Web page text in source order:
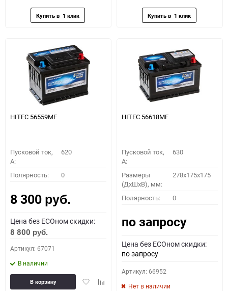
HITEC 56559MF
Пусковой ток,
A:
620
Полярность: 0
8 300 руб.
Цена без ECOном скидки:
8 800 руб.
Артикул: 67071
В наличии
ДобавитьДобавить
В корзину
HITEC 56618MF
Пусковой ток,
A:
630
Размеры
(ДхШхВ), мм:
278x175x175
Полярность: 0
по запросу
Цена без ECOном скидки:
по запросу
Артикул: 66952
Нет в наличии